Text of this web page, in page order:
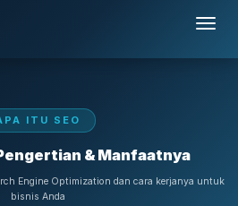
ITU SEO
& Manfaatnya
Engine Optimization dan cara kerjanya untuk
bisnis Anda